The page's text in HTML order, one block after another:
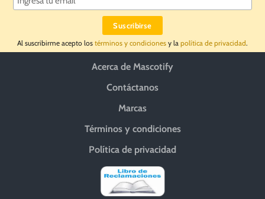
Al suscribirme acepto los términos y condiciones y la política de privacidad.
Acerca de Mascotify
Contáctanos
Marcas
Términos y condiciones
Política de privacidad